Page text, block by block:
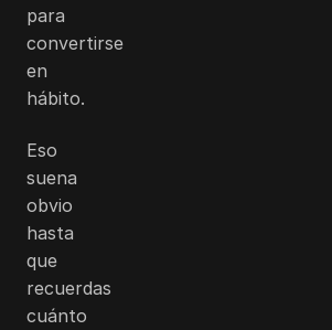
para
convertirse
en
hábito.
Eso
suena
obvio
hasta
que
recuerdas
cuánto